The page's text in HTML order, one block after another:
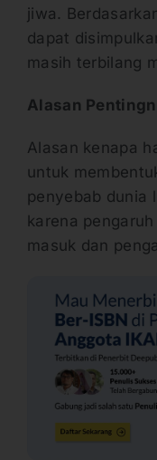
jiwa.
dapat
masih terbilang
Alasan
Alasan kenapa
untuk
penyebab dunia
karena
masuk dan